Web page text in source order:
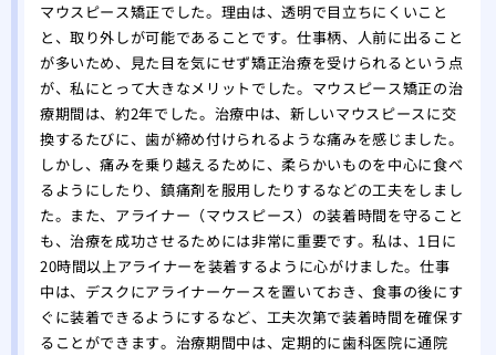
マウスピース矯正でした。理由は、透明で目立ちにくいこと
と、取り外しが可能であることです。仕事柄、人前に出ること
が多いため、見た目を気にせず矯正治療を受けられるという点
が、私にとって大きなメリットでした。マウスピース矯正の治
療期間は、約2年でした。治療中は、新しいマウスピースに交
換するたびに、歯が締め付けられるような痛みを感じました。
しかし、痛みを乗り越えるために、柔らかいものを中心に食べ
るようにしたり、鎮痛剤を服用したりするなどの工夫をしまし
た。また、アライナー（マウスピース）の装着時間を守ること
も、治療を成功させるためには非常に重要です。私は、1日に
20時間以上アライナーを装着するように心がけました。仕事
中は、デスクにアライナーケースを置いておき、食事の後にす
ぐに装着できるようにするなど、工夫次第で装着時間を確保す
ることができます。治療期間中は、定期的に歯科医院に通院